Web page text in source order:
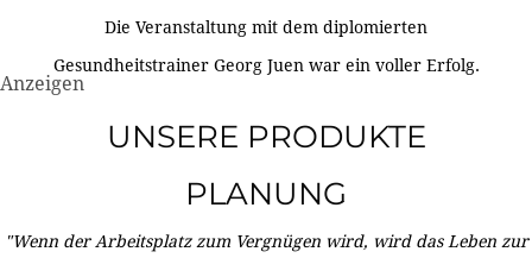
Die Veranstaltung mit dem diplomierten
Gesundheitstrainer Georg Juen war ein voller Erfolg.
Anzeigen
UNSERE PRODUKTE
PLANUNG
"Wenn der Arbeitsplatz zum Vergnügen wird, wird das Leben zur